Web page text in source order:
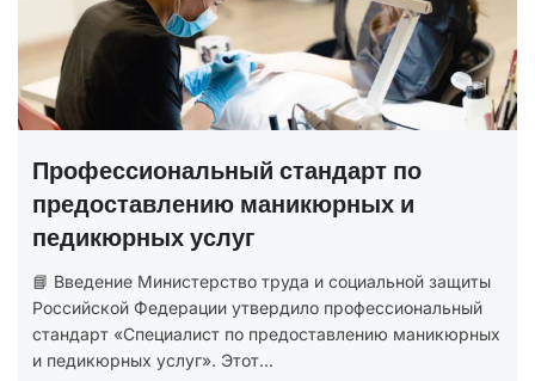
Профессиональный стандарт по
предоставлению маникюрных и
педикюрных услуг
📘 Введение Министерство труда и социальной защиты
Российской Федерации утвердило профессиональный
стандарт «Специалист по предоставлению маникюрных
и педикюрных услуг». Этот...